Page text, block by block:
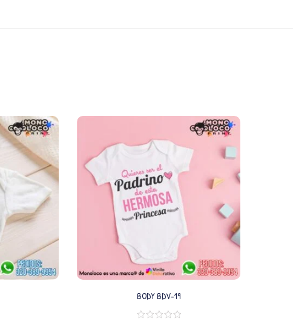
BODY BDV-19